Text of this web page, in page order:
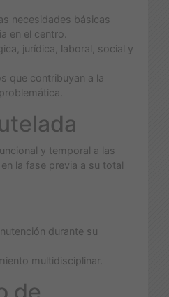
necesidades básicas
en el centro.
jurídica, laboral, social y
que contribuyan a la
y temporal a las
la fase previa a su total
durante su
multidisciplinar.
de